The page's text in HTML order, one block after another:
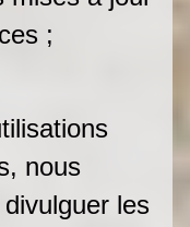
;
nous
les